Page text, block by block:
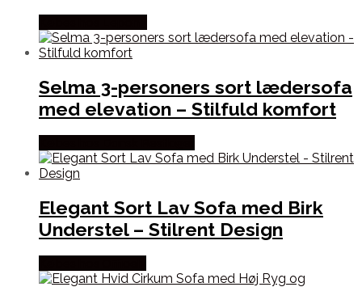
Selma 3-personers sort lædersofa
med elevation – Stilfuld komfort
Elegant Sort Lav Sofa med Birk
Understel – Stilrent Design